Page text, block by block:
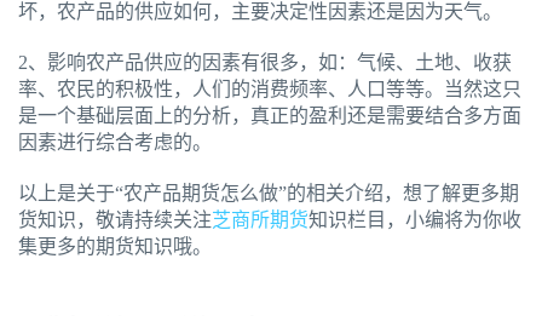
坏，农产品的供应如何，主要决定性因素还是因为天气。
2、影响农产品供应的因素有很多，如：气候、土地、收获
率、农民的积极性，人们的消费频率、人口等等。当然这只
是一个基础层面上的分析，真正的盈利还是需要结合多方面
因素进行综合考虑的。
以上是关于“农产品期货怎么做”的相关介绍，想了解更多期
货知识，敬请持续关注芝商所期货知识栏目，小编将为你收
集更多的期货知识哦。